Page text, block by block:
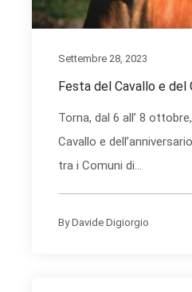
Settembre 28, 2023
Festa del Cavallo e del
Torna, dal 6 all’ 8
Cavallo e
tra i Comuni di...
ByDavide Digiorgio